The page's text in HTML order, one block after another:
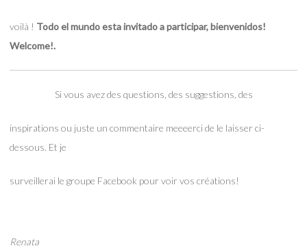
voilà ! Todo el mundo esta invitado a participar, bienvenidos!
Welcome!.
Si vous avez des questions, des suggestions, des
inspirations ou juste un commentaire meeeerci de le laisser ci-
dessous. Et je
surveillerai le groupe Facebook pour voir vos créations!
Renata